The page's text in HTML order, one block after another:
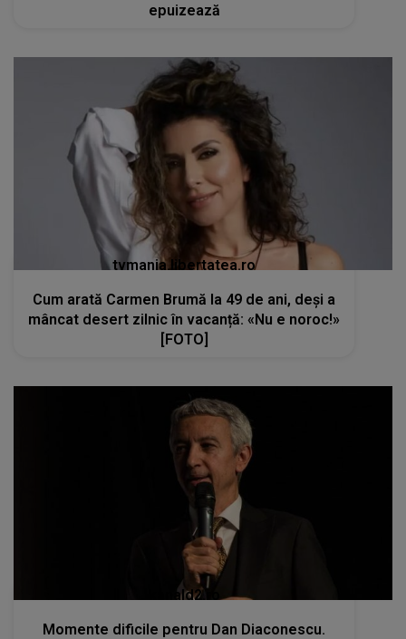
epuizează
tvmania.libertatea.ro
Cum arată Carmen Brumă la 49 de ani, deși a
mâncat desert zilnic în vacanță: «Nu e noroc!»
[FOTO]
kanald2.ro
Momente dificile pentru Dan Diaconescu.